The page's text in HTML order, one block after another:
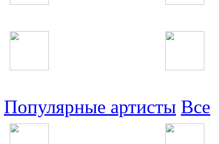
Популярные артисты Все